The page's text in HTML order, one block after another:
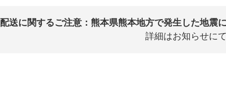
配送に関するご注意：熊本県熊本地方で発生した地震
詳細はお知らせに